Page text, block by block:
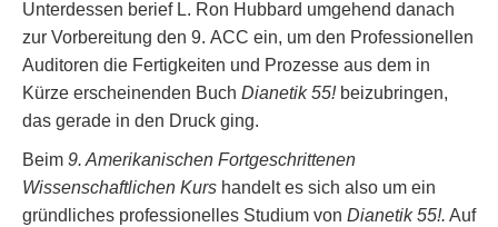
Unterdessen berief L. Ron Hubbard umgehend danach
zur Vorbereitung den 9. ACC ein, um den Professionellen
Auditoren die Fertigkeiten und Prozesse aus dem in
Kürze erscheinenden Buch Dianetik 55!beizubringen,
das gerade in den Druck ging.
Beim 9. Amerikanischen Fortgeschrittenen
Wissenschaftlichen Kurs handelt es sich also um ein
gründliches professionelles Studium von Dianetik 55!. Auf